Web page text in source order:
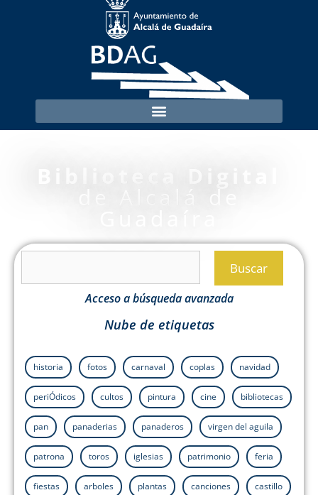
Buscar
Acceso a búsqueda avanzada
Nube de etiquetas
historia fotos carnaval coplas navidad
periÓdicos cultos pintura cine bibliotecas
pan panaderias panaderos virgen del aguila
patrona toros iglesias patrimonio feria
fiestas arboles plantas canciones castillo